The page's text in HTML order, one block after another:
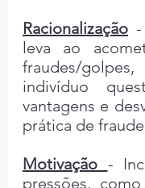
Racionalização
leva ao
fraudes/
indivíduo
vantagens e
prática de
Motivação -
pressões,